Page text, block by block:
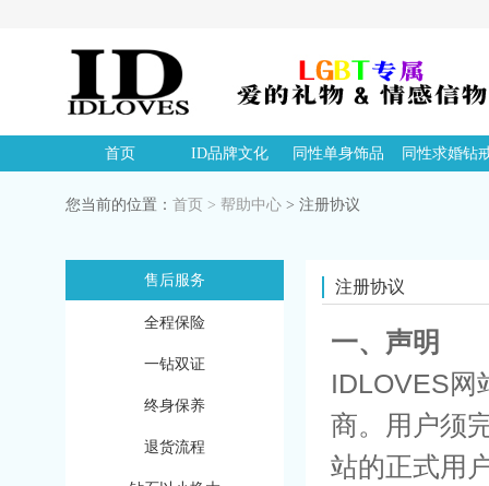
首页 ID品牌文化 同性单身饰品 同性求婚钻
您当前的位置： 首页 > 帮助中心 > 注册协议
售后服务
全程保险
一钻双证
终身保养
退货流程
注册协议
一、声明
IDLOVES网
商。用户须
站的正式用